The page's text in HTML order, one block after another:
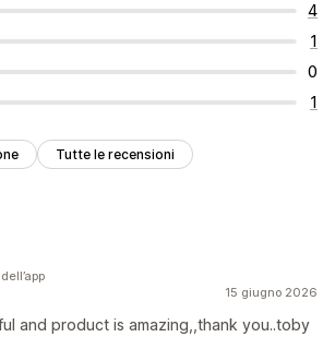
4
1
0
1
Tutte le recensioni
15 giugno 2026
and product is amazing,,thank you..toby